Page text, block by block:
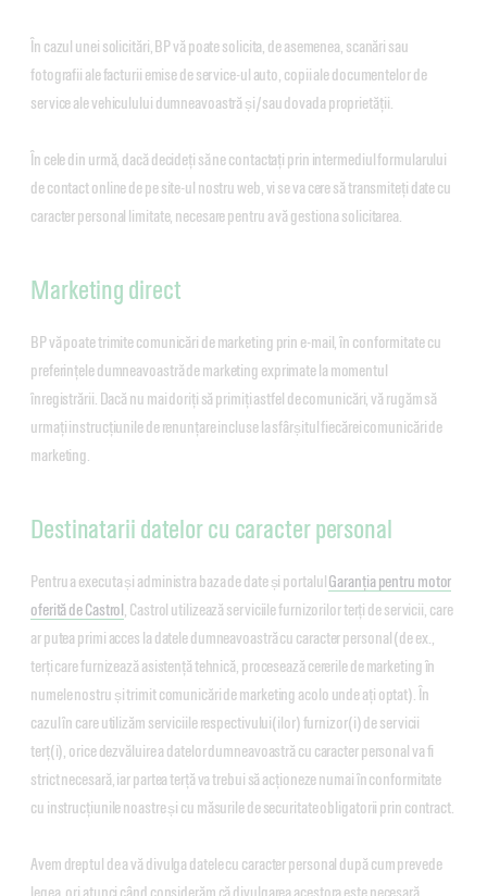
În cazul unei solicitări, BP vă poate solicita, de asemenea, scanări sau
fotografii ale facturii emise de service-ul auto, copii ale documentelor de
service ale vehiculului dumneavoastră și/sau dovada proprietății.
În cele din urmă, dacă decideți să ne contactați prin intermediul formularului
de contact online de pe site-ul nostru web, vi se va cere să transmiteți date cu
caracter personal limitate, necesare pentru a vă gestiona solicitarea.
Marketing direct
BP vă poate trimite comunicări de marketing prin e-mail, în conformitate cu
preferințele dumneavoastră de marketing exprimate la momentul
înregistrării. Dacă nu mai doriți să primiți astfel de comunicări, vă rugăm să
urmați instrucțiunile de renunțare incluse la sfârșitul fiecărei comunicări de
marketing.
Destinatarii datelor cu caracter personal
Pentru a executa și administra baza de date și portalulGaranția pentru motor
oferită de Castrol , Castrol utilizează serviciile furnizorilor terți de servicii, care
ar putea primi acces la datele dumneavoastră cu caracter personal (de ex.,
terți care furnizează asistență tehnică, procesează cererile de marketing în
numele nostru și trimit comunicări de marketing acolo unde ați optat). În
cazul în care utilizăm serviciile respectivului(ilor) furnizor(i) de servicii
terț(i), orice dezvăluire a datelor dumneavoastră cu caracter personal va fi
strict necesară, iar partea terță va trebui să acționeze numai în conformitate
cu instrucțiunile noastre și cu măsurile de securitate obligatorii prin contract.
Avem dreptul de a vă divulga datele cu caracter personal după cum prevede
legea, ori atunci când considerăm că divulgarea acestora este necesară